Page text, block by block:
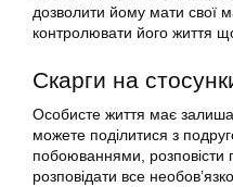
дозволити йому мати свої
контролювати його життя
Скарги на
Особисте життя має
можете поділитися з
побоюваннями, розповісти
розповідати все